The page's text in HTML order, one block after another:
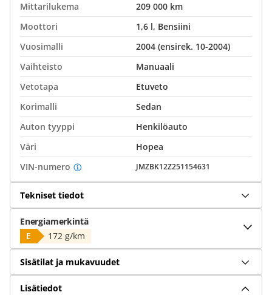
Mittarilukema
209 000 km
Moottori
1,6 l, Bensiini
Vuosimalli
2004 (ensirek. 10-2004)
Vaihteisto
Manuaali
Vetotapa
Etuveto
Korimalli
Sedan
Auton tyyppi
Henkilöauto
Väri
Hopea
VIN-numero
JMZBK12Z251154631
Tekniset tiedot
Energiamerkintä
E
172 g/km
Sisätilat ja mukavuudet
Lisätiedot